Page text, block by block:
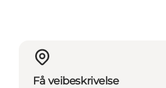
Få veibeskrivelse